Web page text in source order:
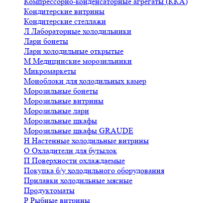
Кондитерские витрины
Кондитерские стеллажи
Л Лабораторные холодильники
Лари бонеты
Лари холодильные открытые
М Медицинские морозильники
Микромаркеты
Моноблоки для холодильных камер
Морозильные бонеты
Морозильные витрины
Морозильные лари
Морозильные шкафы
Морозильные шкафы GRAUDE
Н Настенные холодильные витрины
О Охладители для бутылок
П Поверхности охлаждаемые
Покупка б/у холодильного оборудования
Прилавки холодильные мясные
Продуктоматы
Р Рыбные витрины